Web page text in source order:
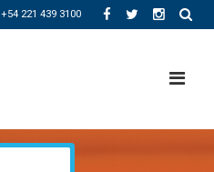
+54 221 439 3100